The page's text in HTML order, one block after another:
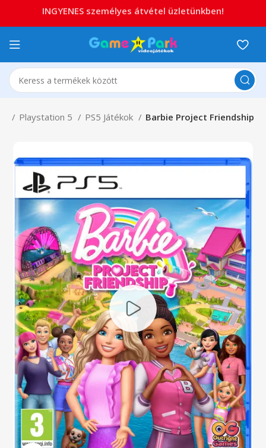
Playstation 5 PS5 Játékok Barbie Project Friendship
INGYENES személyes átvétel üzletünkben!